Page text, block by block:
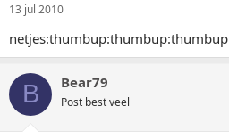
13 jul 2010
netjes:thumbup:thumbup:thumbup
B Bear79
Post best veel